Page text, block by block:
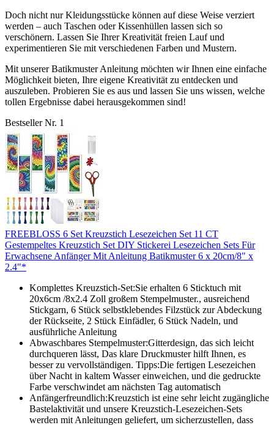
Doch nicht nur Kleidungsstücke können auf diese Weise verziert
werden – auch Taschen oder Kissenhüllen lassen sich so
verschönern. Lassen Sie Ihrer Kreativität freien Lauf und
experimentieren Sie mit verschiedenen Farben und Mustern.
Mit unserer Batikmuster Anleitung möchten wir Ihnen eine einfache
Möglichkeit bieten, Ihre eigene Kreativität zu entdecken und
auszuleben. Probieren Sie es aus und lassen Sie uns wissen, welche
tollen Ergebnisse dabei herausgekommen sind!
Bestseller Nr. 1
FREEBLOSS 6 Set Kreuzstich Lesezeichen Set 11 CT
Gestempeltes Kreuzstich Set DIY Stickerei Lesezeichen Sets Für
Erwachsene Anfänger Mit Anleitung Batikmuster 6 x 20cm/8" x
2.4"*
Komplettes Kreuzstich-Set:Sie erhalten 6 Sticktuch mit
20x6cm /8x2.4 Zoll großem Stempelmuster., ausreichend
Stickgarn, 6 Stück selbstklebendes Filzstück zur Abdeckung
der Rückseite, 2 Stück Einfädler, 6 Stück Nadeln, und
ausführliche Anleitung
Abwaschbares Stempelmuster:Gitterdesign, das sich leicht
durchqueren lässt, Das klare Druckmuster hilft Ihnen, es
besser zu vervollständigen. Tipps:Die fertigen Lesezeichen
über Nacht in kaltem Wasser einweichen, und die gedruckte
Farbe verschwindet am nächsten Tag automatisch
Anfängerfreundlich:Kreuzstich ist eine sehr leicht zugängliche
Bastelaktivität und unsere Kreuzstich-Lesezeichen-Sets
werden mit Anleitungen geliefert, um sicherzustellen, dass